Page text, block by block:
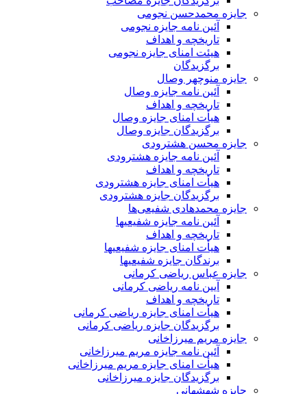
جایزه محمدحسن نجومی
آئین نامه جایزه نجومی
تاریخچه و اهداف
هیئت امنای جایزه نجومی
برگزیدگان
جایزه منوچهر وصال
آئین نامه جایزه وصال
تاریخچه و اهداف
هیأت امنای جایزه وصال
برگزیدگان جایزه وصال
جایزه محسن هشترودی
آئین نامه جایزه هشترودی
تاریخچه و اهداف
هیأت امنای جایزه هشترودی
برگزیدگان جایزه هشترودی
جایزه محمدهادی شفیعی‌ها
آئین نامه جایزه شفیعیها
تاریخچه و اهداف
هیأت امنای جایزه شفیعیها
برندگان جایزه شفیعیها
جایزه عباس ریاضی کرمانی
آیین نامه ریاضی کرمانی
تاریخچه و اهداف
هیأت امنای جایزه ریاضی کرمانی
برگزیدگان جایزه ریاضی کرمانی
جایزه مریم میرزاخانی
آئین نامه جایزه مریم میرزاخانی
هیأت امنای جایزه مریم میرزاخانی
برگزیدگان جایزه میرزاخانی
جایزه شهشهانی